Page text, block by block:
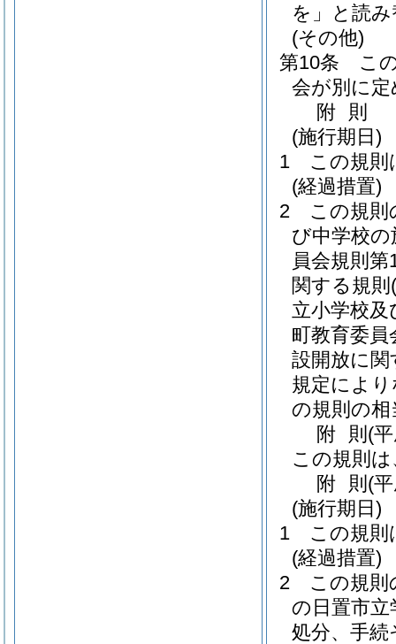
を」と読
(その他)
第10条
こ
会が別に
附 則
(施行期日)
1
この規則
(経過措置)
2
この規則
び中学校
員会規則第
関する規則
立小学校
町教育委員
設開放に関
規定によ
の規則の
附 則 (
この規則
附 則 (
(施行期日)
1
この規則
(経過措置)
2
この規則
の日置市
処分、手